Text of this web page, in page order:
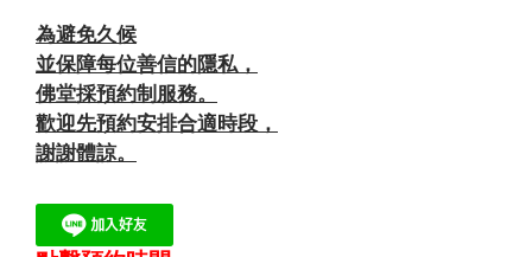
為避免久候
並保障每位善信的隱私，
佛堂採預約制服務。
歡迎先預約安排合適時段，
謝謝體諒。